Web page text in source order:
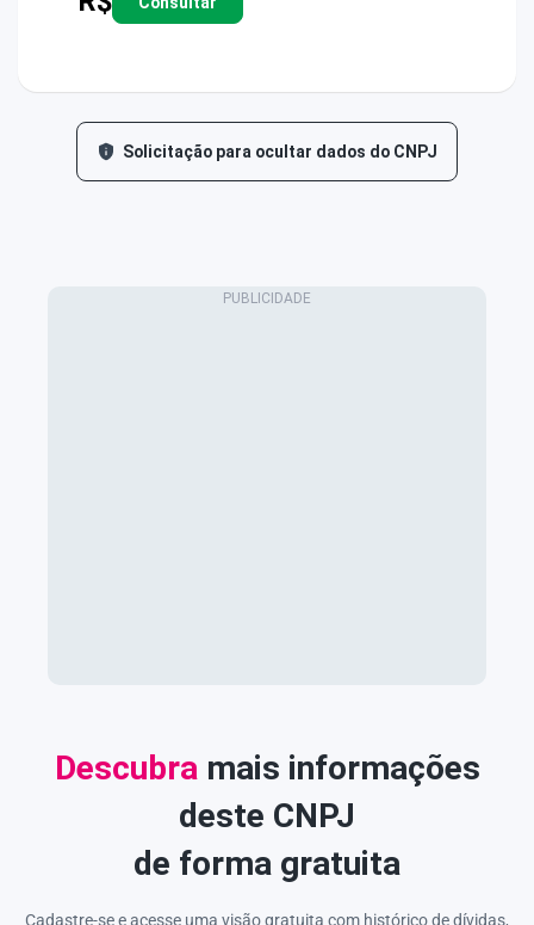
Solicitação para ocultar dados do CNPJ
Descubra mais informações
deste CNPJ
de forma gratuita
Cadastre-se e acesse uma visão gratuita com histórico de dívidas,